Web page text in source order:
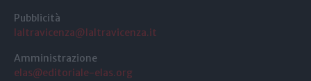
Pubblicità
laltravicenza@laltravicenza.it
Amministrazione
elas@editoriale-elas.org